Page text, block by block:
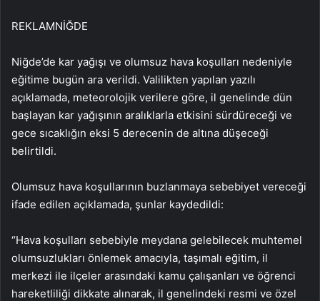
REKLAMNİĞDE
Niğde’de kar yağışı ve olumsuz hava koşulları nedeniyle
eğitime bugün ara verildi. Valilikten yapılan yazılı
açıklamada, meteorolojik verilere göre, il genelinde dün
başlayan kar yağışının aralıklarla etkisini sürdüreceği ve
gece sıcaklığın eksi 5 derecenin de altına düşeceği
belirtildi.
Olumsuz hava koşullarının buzlanmaya sebebiyet vereceği
ifade edilen açıklamada, şunlar kaydedildi:
“Hava koşulları sebebiyle meydana gelebilecek muhtemel
olumsuzlukları önlemek amacıyla, taşımalı eğitim, il
merkezi ile ilçeler arasındaki kamu çalışanları ve öğrenci
hareketliliği dikkate alınarak, il genelindeki resmi ve özel